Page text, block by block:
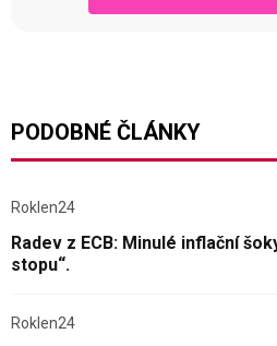
PODOBNÉ ČLÁNKY
Roklen24
Radev z ECB: Minulé inflační
stopu“.
Roklen24